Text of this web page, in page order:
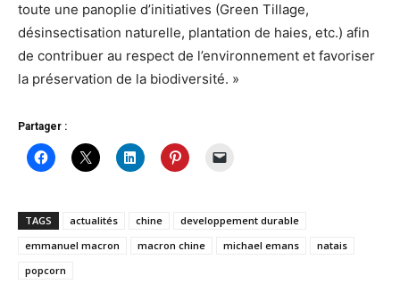
toute une panoplie d’initiatives (Green Tillage,
désinsectisation naturelle, plantation de haies, etc.) afin
de contribuer au respect de l’environnement et favoriser
la préservation de la biodiversité. »
Partager :
TAGS actualités chine
developpement durable
emmanuel macron
macron chine michael emans
natais
popcorn